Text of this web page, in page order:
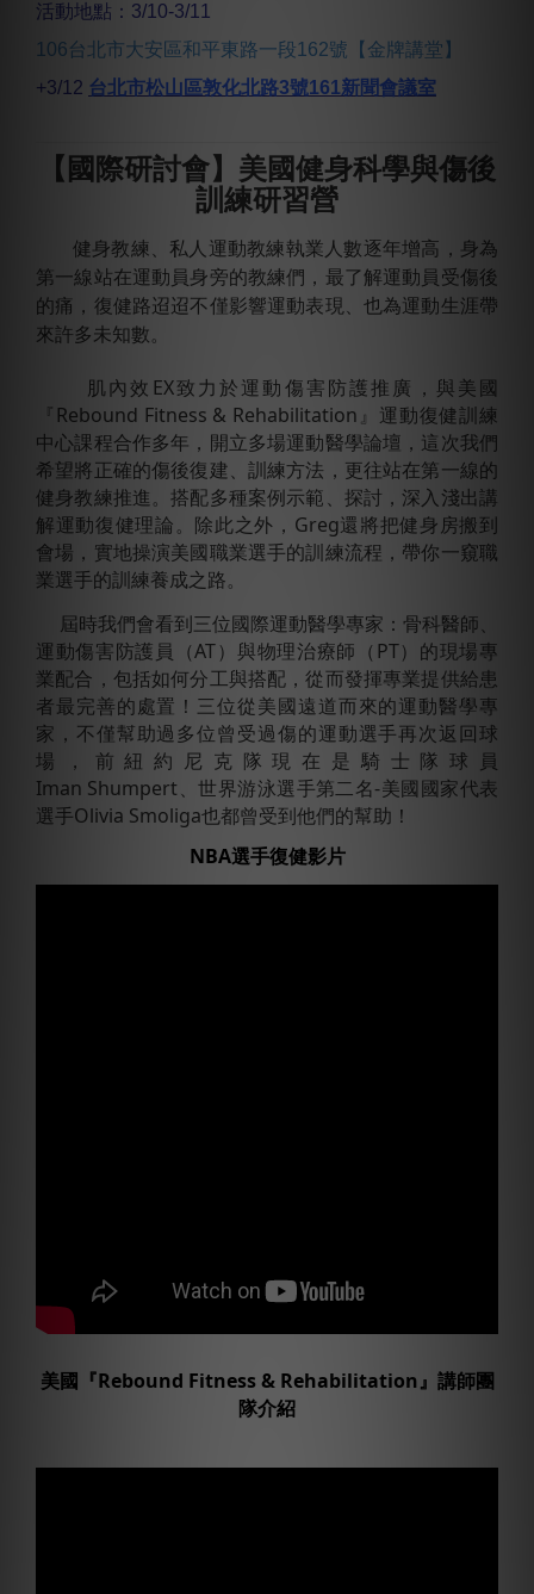
活動地點：3/10-3/11
106台北市大安區和平東路一段162號【金牌講堂】
+3/12 台北市松山區敦化北路3號161新聞會議室
【國際研討會】美國健身科學與傷後
訓練研習營
健身教練、私人運動教練執業人數逐年增高，身為
第一線站在運動員身旁的教練們，最了解運動員受傷後
的痛，復健路迢迢不僅影響運動表現、也為運動生涯帶
來許多未知數。
肌內效EX致力於運動傷害防護推廣，與美國
『Rebound Fitness & Rehabilitation』運動復健訓練
中心課程合作多年，開立多場運動醫學論壇，這次我們
希望將正確的傷後復建、訓練方法，更往站在第一線的
健身教練推進。搭配多種案例示範、探討，深入淺出講
解運動復健理論。除此之外，Greg還將把健身房搬到
會場，實地操演美國職業選手的訓練流程，帶你一窺職
業選手的訓練養成之路。
屆時我們會看到三位國際運動醫學專家：骨科醫師、
運動傷害防護員（AT）與物理治療師（PT）的現場專
業配合，包括如何分工與搭配，從而發揮專業提供給患
者最完善的處置！ 三位從美國遠道而來的運動醫學專
家，不僅幫助過多位曾受過傷的運動選手再次返回球
場，前紐約尼克隊現在是騎士隊球員
Iman Shumpert、世界游泳選手第二名-美國國家代表
選手Olivia Smoliga也都曾受到他們的幫助！
NBA選手復健影片
美國『Rebound Fitness & Rehabilitation』講師團
隊介紹